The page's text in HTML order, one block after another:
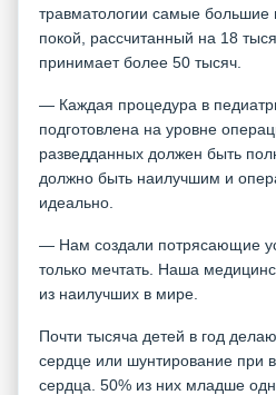
травматологии самые
покой, рассчитанный на 18
принимает более 50 тысяч.
— Каждая процедура в
подготовлена на уровне
разведданных должен быть
должно быть наилучшим и
идеально.
— Нам создали потрясающие
только мечтать. Наша
из наилучших в мире.
Почти тысяча детей в год
сердце или шунтирование при
сердца. 50% из них младше